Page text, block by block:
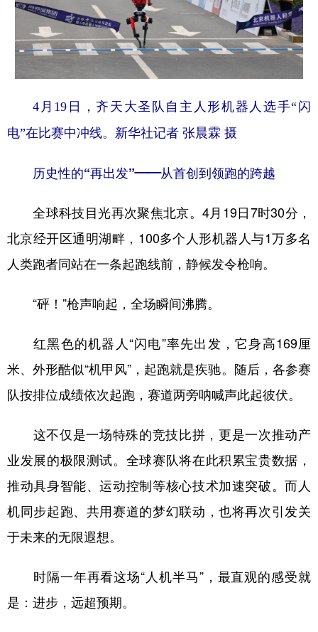
多语种频道
Русский язык 日本語 한국어
Deutsch Português
4月19日，齐天大圣队自主人形机器人选手“闪
电”在比赛中冲线。新华社记者 张晨霖 摄
历史性的“再出发”——从首创到领跑的跨越
全球科技目光再次聚焦北京。4月19日7时30分，
北京经开区通明湖畔，100多个人形机器人与1万多名
人类跑者同站在一条起跑线前，静候发令枪响。
“砰！”枪声响起，全场瞬间沸腾。
红黑色的机器人“闪电”率先出发，它身高169厘
米、外形酷似“机甲风”，起跑就是疾驰。随后，各参赛
队按排位成绩依次起跑，赛道两旁呐喊声此起彼伏。
这不仅是一场特殊的竞技比拼，更是一次推动产
业发展的极限测试。全球赛队将在此积累宝贵数据，
推动具身智能、运动控制等核心技术加速突破。而人
机同步起跑、共用赛道的梦幻联动，也将再次引发关
于未来的无限遐想。
时隔一年再看这场“人机半马”，最直观的感受就
是：进步，远超预期。